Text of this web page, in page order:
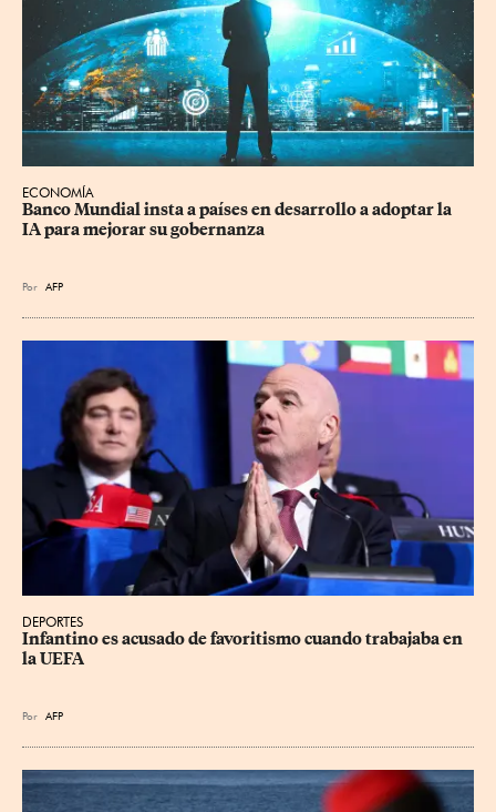
ECONOMÍA
Banco Mundial insta a países en desarrollo a adoptar la
IA para mejorar su gobernanza
Por AFP
DEPORTES
Infantino es acusado de favoritismo cuando trabajaba en
la UEFA
Por AFP